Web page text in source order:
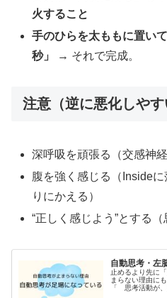
火すること
手のひらを太ももに置い
秒」
→ それで完成。
注意（逆に悪化しやす
深呼吸を頑張る（交感神
腹を強く感じる（Inside
りにかえる）
“正しく感じよう”とする（
自動思考・左
止めるより先に
まらない理由に
「 思考活動が